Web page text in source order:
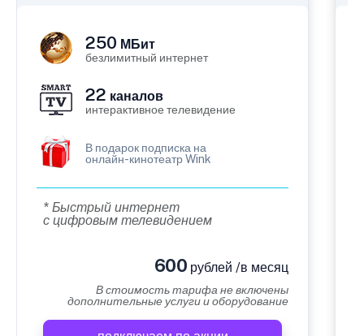
250 МБит
безлимитный интернет
22 каналов
интерактивное телевидение
В подарок подписка на
онлайн-кинотеатр Wink
* Быстрый интернет
с цифровым телевидением
600 рублей /в месяц
В стоимость тарифа не включены
дополнительные услуги и оборудование